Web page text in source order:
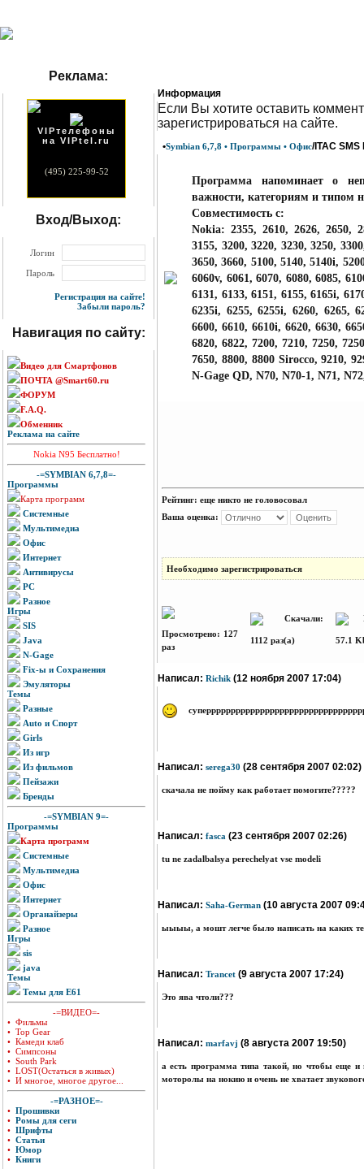
Реклама:
VIPтелефоны
на VIPtel.ru
(495) 225-99-52
Вход/Выход:
Логин
Пароль
Регистрация на сайте!
Забыли пароль?
Навигация по сайту:
Видео для Смартфонов
ПОЧТА @Smart60.ru
ФОРУМ
F.A.Q.
Обменник
Реклама на сайте
Nokia N95 Бесплатно!
-=SYMBIAN 6,7,8=-
Программы
Карта программ
Системные
Мультимедиа
Офис
Интернет
Антивирусы
PC
Разное
Игры
SIS
Java
N-Gage
Fix-ы и Сохранения
Эмуляторы
Темы
Разные
Auto и Спорт
Girls
Из игр
Из фильмов
Пейзажи
Бренды
-=SYMBIAN 9=-
Программы
Карта программ
Системные
Мультимедиа
Офис
Интернет
Органайзеры
Разное
Игры
sis
java
Темы
Темы для E61
-=ВИДЕО=-
• Фильмы
• Top Gear
• Камеди клаб
• Симпсоны
• South Park
• LOST(Остаться в живых)
• И многое, многое другое...
-=РАЗНОЕ=-
• Прошивки
• Ромы для сеги
• Шрифты
• Статьи
• Юмор
• Книги
Информация
Eсли Вы хотите оставить
зарегистрироваться на сайте.
•Symbian 6,7,8 • Программы • Офис/ITAC SMS
Программа напоминает о
важности, категориям и типом
Совместимость с:
Nokia: 2355, 2610, 2626, 2650,
3155, 3200, 3220, 3230, 3250,
3650, 3660, 5100, 5140, 5140i,
6060v, 6061, 6070, 6080, 6085,
6131, 6133, 6151, 6155, 6165i,
6235i, 6255, 6255i, 6260, 6265,
6600, 6610, 6610i, 6620, 6630,
6820, 6822, 7200, 7210, 7250,
7650, 8800, 8800 Sirocco, 9210,
N-Gage QD, N70, N70-1, N71,
Рейтинг: еще никто не головосовал
Ваша оценка:
Необходимо зарегистрироваться
Просмотрено: 127
раз
Скачали:
1112 раз(а) 57.1
Написал: Richik (12 ноября 2007 17:04)
Написал: serega30 (28 сентября 2007 02:02)
скачала не пойму как работает помогите?????
Написал: fasca (23 сентября 2007 02:26)
tu ne zadalbalsya perechelyat vse modeli
Написал: Saha-German (10 августа 2007
ыыыы, а мошт легче было написать на каких
Написал: Trancet (9 августа 2007 17:24)
Это ява чтоли???
Написал: marfavj (8 августа 2007 19:50)
а есть программа типа такой, но чтобы еще
моторолы на нокию и очень не хватает